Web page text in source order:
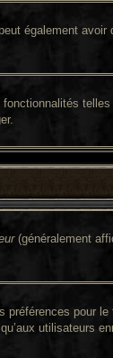
également
(généralement
pour
utilisateurs